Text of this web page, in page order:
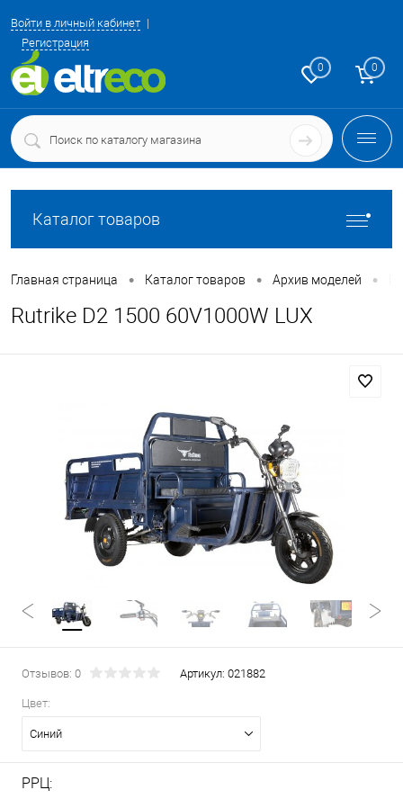
Войти в личный кабинет
Регистрация
0 0
Каталог товаров
Главная страница • Каталог товаров • Архив моделей •
Rutrike D2 1500 60V1000W LUX
Отзывов: 0 Артикул: 021882
Цвет:
Синий
РРЦ: